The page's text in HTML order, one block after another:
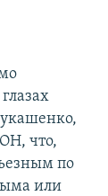
что,
по
или